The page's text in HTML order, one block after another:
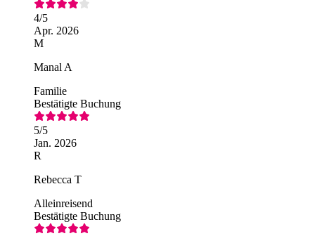
4/5
Apr. 2026
M
Manal A
Familie
Bestätigte Buchung
5/5
Jan. 2026
R
Rebecca T
Alleinreisend
Bestätigte Buchung